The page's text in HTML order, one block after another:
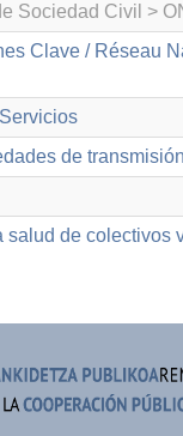
Sociedad Civil >
Clave / Réseau
de
salud de colectivos